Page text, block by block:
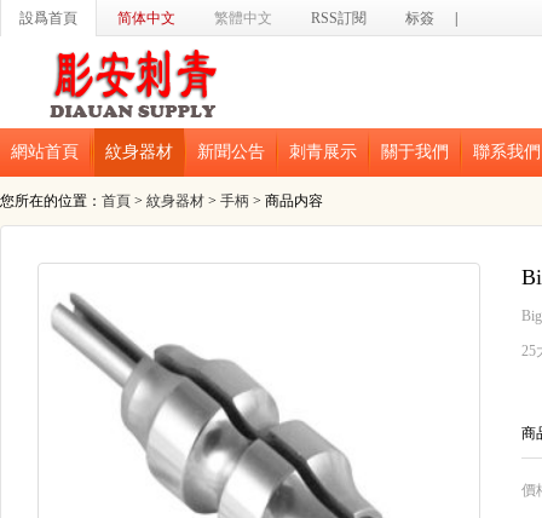
設爲首頁 简体中文 繁體中文 RSS訂閱 标簽
網站首頁 紋身器材 新聞公告 刺青展示 關于我們 聯系我們
您所在的位置： 首頁 > 紋身器材 > 手柄 > 商品内容
25
商
價